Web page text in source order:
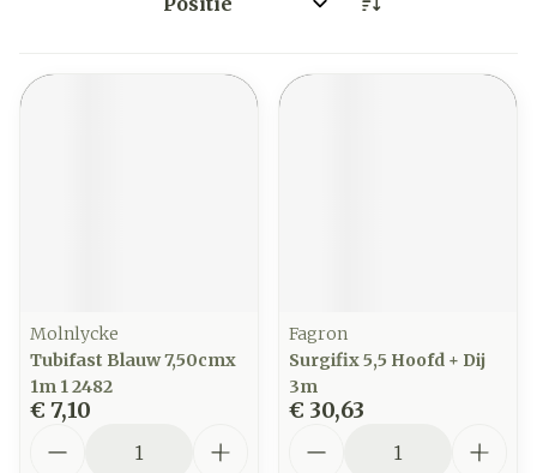
Sorteer op:
Molnlycke
Tubifast Blauw 7,50cmx
1m 1 2482
€ 7,10
Fagron
Surgifix 5,5 Hoofd + Dij
3m
€ 30,63